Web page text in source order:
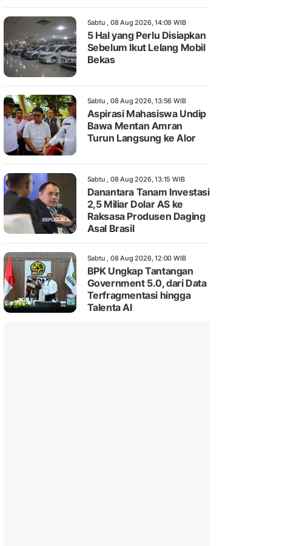
Sabtu , 08 Aug 2026, 14:09 WIB
5 Hal yang Perlu Disiapkan
Sebelum Ikut Lelang Mobil
Bekas
Sabtu , 08 Aug 2026, 13:56 WIB
Aspirasi Mahasiswa Undip
Bawa Mentan Amran
Turun Langsung ke Alor
Sabtu , 08 Aug 2026, 13:15 WIB
Danantara Tanam Investasi
2,5 Miliar Dolar AS ke
Raksasa Produsen Daging
Asal Brasil
Sabtu , 08 Aug 2026, 12:00 WIB
BPK Ungkap Tantangan
Government 5.0, dari Data
Terfragmentasi hingga
Talenta AI